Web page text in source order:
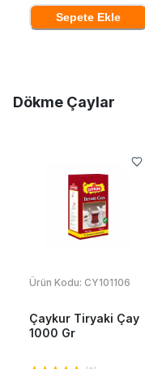
Sepete Ekle
Dökme Çaylar
Ürün Kodu: CY101106
Çaykur Tiryaki Çay
1000 Gr